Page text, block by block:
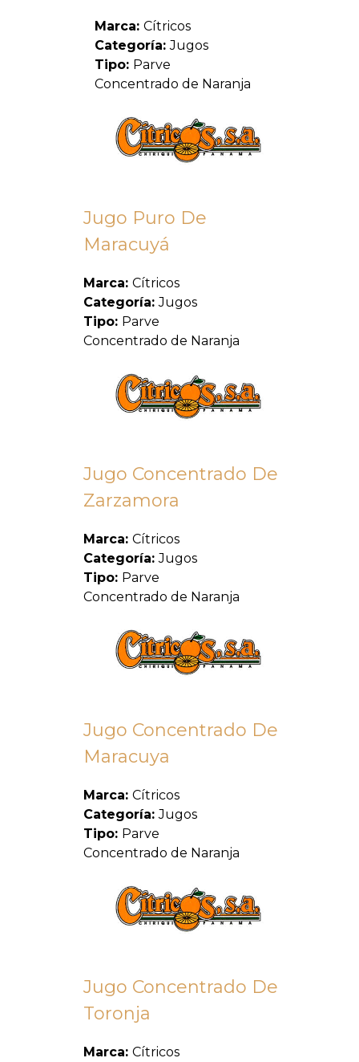
Marca: Cítricos
Categoría:Jugos
Tipo: Parve
Concentrado de Naranja
Jugo Puro De
Maracuyá
Marca: Cítricos
Categoría:Jugos
Tipo: Parve
Concentrado de Naranja
Jugo Concentrado De
Zarzamora
Marca: Cítricos
Categoría:Jugos
Tipo: Parve
Concentrado de Naranja
Jugo Concentrado De
Maracuya
Marca: Cítricos
Categoría:Jugos
Tipo: Parve
Concentrado de Naranja
Jugo Concentrado De
Toronja
Marca: Cítricos